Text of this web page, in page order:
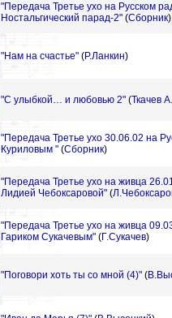
"Передача Третье ухо на Русском
Ностальгический парад-2" (Сборник)
"Нам на счастье" (Р.Ланкин)
"С улыбкой… и любовью 2" (Ткачев
"Передача Третье ухо 30.06.02 на
Куриловым " (Сборник)
"Передача Третье ухо на живца
Лидией Чебоксаровой" (
"Передача Третье ухо на живца
Гариком Сукачевым" (Г.Сукачев)
"Поговори хоть ты со мной (4)" (